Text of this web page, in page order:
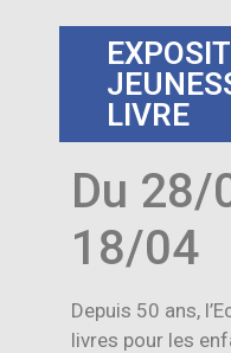
LIVRE
Du 28/
18/04
Depuis 50 ans,
livres pour les